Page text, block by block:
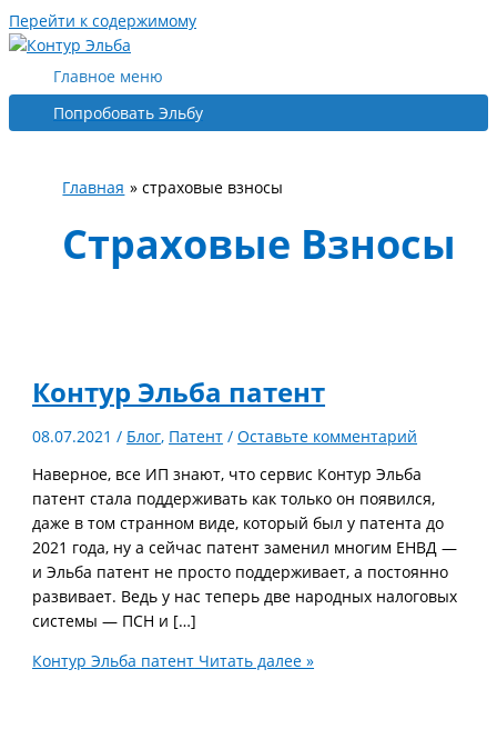
Перейти к содержимому
Главное меню
Попробовать Эльбу
Главная страховые взносы
Страховые Взносы
Контур Эльба патент
08.07.2021/ Блог, Патент /Оставьте комментарий
Наверное, все ИП знают, что сервис Контур Эльба
патент стала поддерживать как только он появился,
даже в том странном виде, который был у патента до
2021 года, ну а сейчас патент заменил многим ЕНВД —
и Эльба патент не просто поддерживает, а постоянно
развивает. Ведь у нас теперь две народных налоговых
системы — ПСН и […]
Контур Эльба патент Читать далее »